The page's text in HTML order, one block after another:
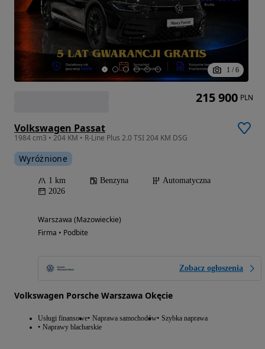
1 / 6
Volkswagen Passat
1984 cm3 • 204 KM • R-Line Plus 2.0 TSI 204 KM DSG
Wyróżnione
1 km Benzyna
Automatyczna
2026
Warszawa (Mazowieckie)
Firma • Podbite
Zobacz ogłoszenia
Volkswagen Porsche Warszawa Okęcie
Usługi finansowe Naprawa samochodów Szybka naprawa
Naprawy blacharskie
215 900 PLN